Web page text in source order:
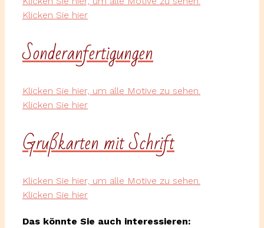
Klicken Sie hier
Sonderanfertigungen
Klicken Sie hier, um alle Motive zu sehen.
Klicken Sie hier
Grußkarten mit Schrift
Klicken Sie hier, um alle Motive zu sehen.
Klicken Sie hier
Das könnte Sie auch interessieren: